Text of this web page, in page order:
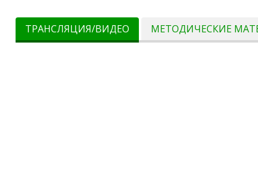
ТРАНСЛЯЦИЯ/ВИДЕО МЕТОДИЧЕСКИЕ